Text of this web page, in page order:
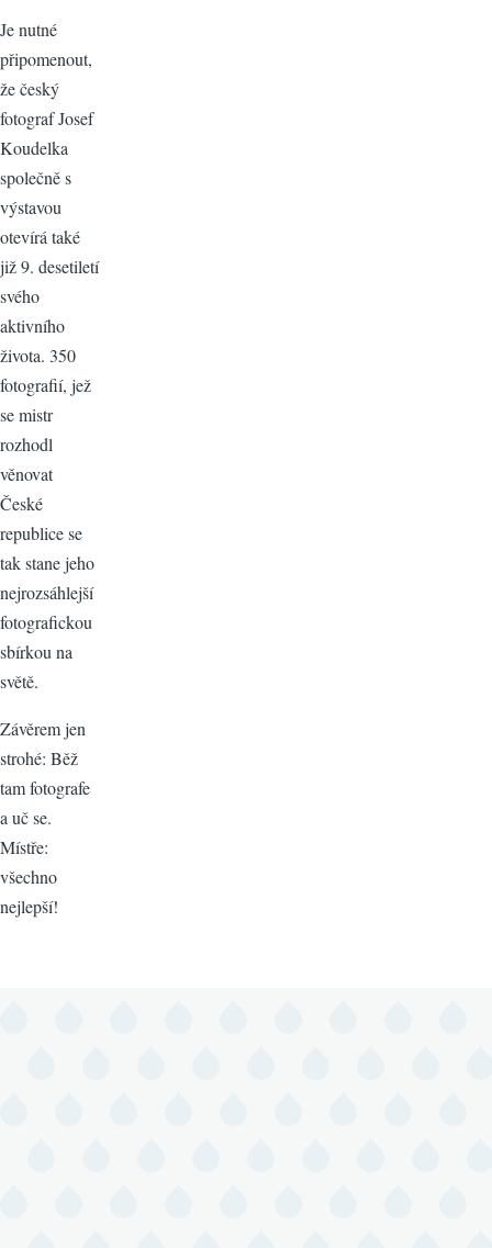
Je nutné
připomenout,
že český
fotograf Josef
Koudelka
společně s
výstavou
otevírá také
již 9. desetiletí
svého
aktivního
života. 350
fotografií, jež
se mistr
rozhodl
věnovat
České
republice se
tak stane jeho
nejrozsáhlejší
fotografickou
sbírkou na
světě.
Závěrem jen
strohé: Běž
tam fotografe
a uč se.
Místře:
všechno
nejlepší!